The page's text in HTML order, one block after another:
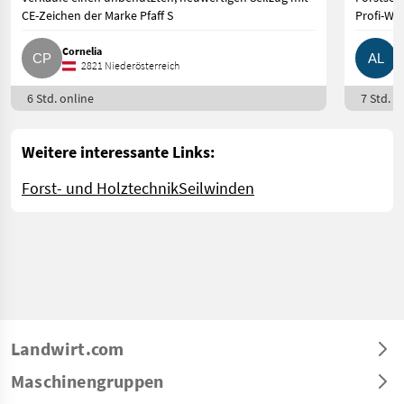
CE-Zeichen der Marke Pfaff S
Cornelia
2821 Niederösterreich
6 Std. online
Profi-
7 Std.
Weitere interessante Links:
Forst- und HolztechnikSeilwinden
Landwirt.com
Maschinengruppen